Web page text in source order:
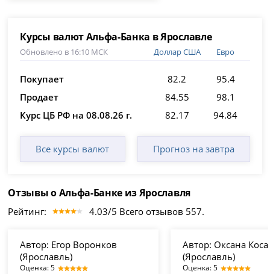
Курсы валют Альфа-Банка в Ярославле
Обновлено в 16:10 МСК Доллар США Евро
Покупает 82.2
95.4
Продает
84.55
98.1
Курс ЦБ РФ на 08.08.26 г.
82.17 94.84
Все курсы валют Прогноз на завтра
Отзывы о Альфа-Банке из Ярославля
Рейтинг: 4.03/5 Всего отзывов 557.
Автор: Егор Воронков
(Ярославль)
Оценка: 5
Автор: Оксана
(Ярославль)
Оценка: 5